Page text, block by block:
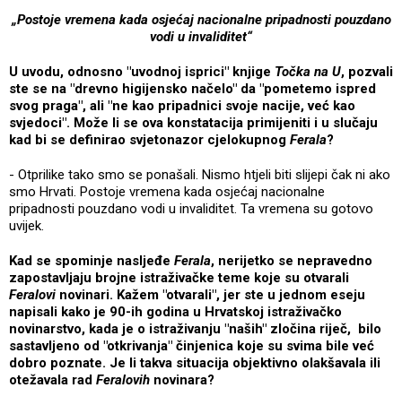
„Postoje vremena kada osjećaj nacionalne pripadnosti pouzdano
vodi u invaliditet“
U uvodu, odnosno "uvodnoj isprici" knjige Točka na U, pozvali
ste se na "drevno higijensko načelo" da "pometemo ispred
svog praga", ali "ne kao pripadnici svoje nacije, već kao
svjedoci". Može li se ova konstatacija primijeniti i u slučaju
kad bi se definirao svjetonazor cjelokupnog Ferala?
- Otprilike tako smo se ponašali. Nismo htjeli biti slijepi čak ni ako
smo Hrvati. Postoje vremena kada osjećaj nacionalne
pripadnosti pouzdano vodi u invaliditet. Ta vremena su gotovo
uvijek.
Kad se spominje nasljeđe Ferala, nerijetko se nepravedno
zapostavljaju brojne istraživačke teme koje su otvarali
Feralovi novinari. Kažem "otvarali", jer ste u jednom eseju
napisali kako je 90-ih godina u Hrvatskoj istraživačko
novinarstvo, kada je o istraživanju "naših" zločina riječ, bilo
sastavljeno od "otkrivanja" činjenica koje su svima bile već
dobro poznate. Je li takva situacija objektivno olakšavala ili
otežavala rad Feralovih novinara?